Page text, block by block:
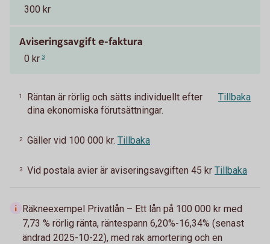
300 kr
Aviseringsavgift e-faktura
0 kr 3
1
Räntan är rörlig och sätts individuellt efter
dina ekonomiska förutsättningar.
Tillbaka
2 Gäller vid 100 000 kr. Tillbaka
3 Vid postala avier är aviseringsavgiften 45 kr Tillbaka
Räkneexempel Privatlån – Ett lån på 100 000 kr med
7,73 % rörlig ränta, räntespann 6,20%-16,34% (senast
ändrad 2025-10-22), med rak amortering och en